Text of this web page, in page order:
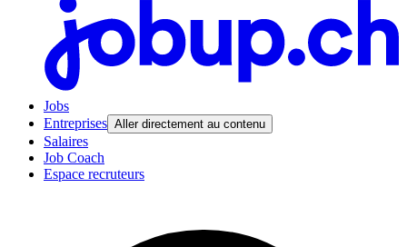
Jobs
Entreprises Aller directement au contenu
Salaires
Job Coach
Espace recruteurs